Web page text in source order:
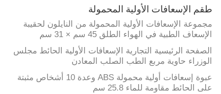
اتصل
بنا
أخبار
طقم الإسعافات الأولية المحمولة
مجموعة الإسعافات الأولية المحمولة من النايلون لحقيبة
الإسعاف الطبية في الهواء الطلق 45 سم × 31 سم
الصفحة الرئيسية التجارية الإسعافات الأولية الحائط مجلس
الوزراء حاوية مربع الطب الصلب المعادن
عبوة إسعافات أولية محمولة ABS وعدة 10 أشخاص مثبتة
على الحائط مقاومة للماء 25.8 سم